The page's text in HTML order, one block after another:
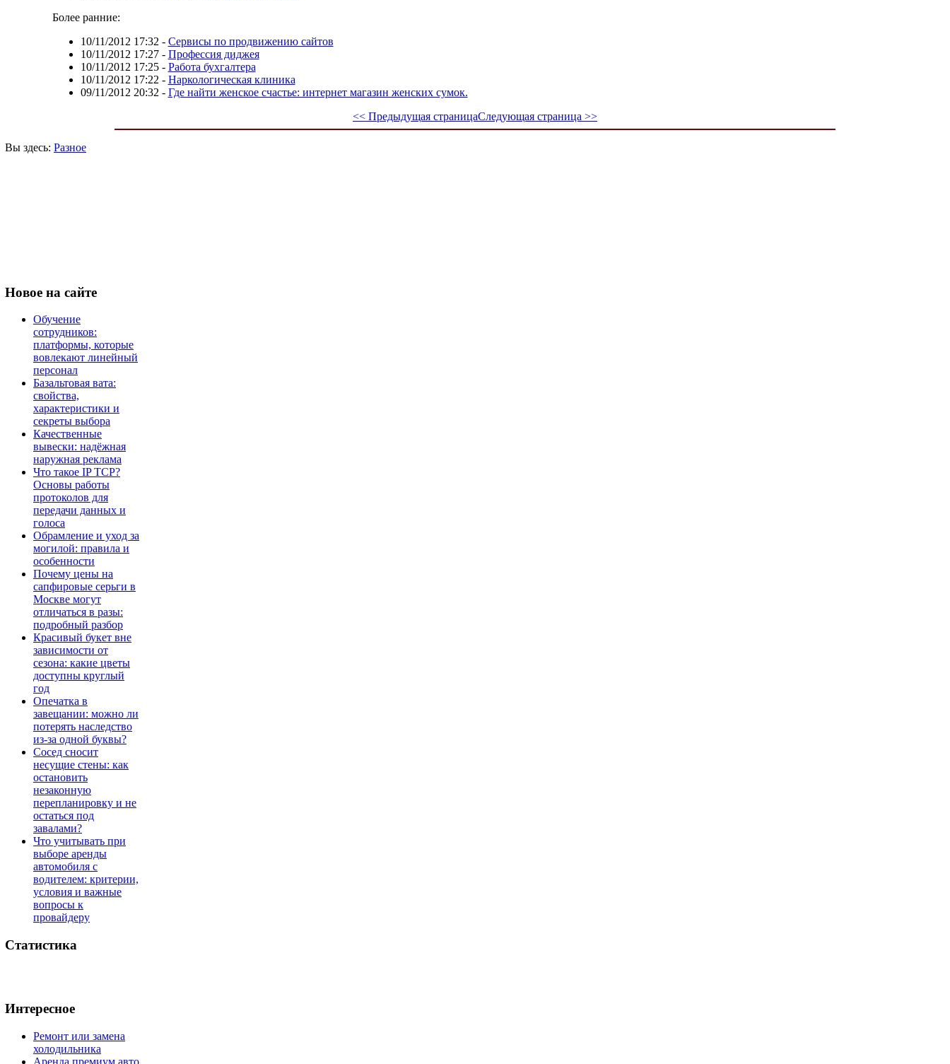
Более ранние:
10/11/2012 17:32 - Сервисы по продвижению сайтов
10/11/2012 17:27- Профессия диджея
10/11/2012 17:25- Работа бухгалтера
10/11/2012 17:22 - Наркологическая клиника
09/11/2012 20:32 - Где найти женское счастье: интернет магазин женских сумок.
<< Предыдущая страницаСледующая страница >>
Вы здесь: Разное
Новое на сайте
Обучение
сотрудников:
платформы, которые
вовлекают линейный
персонал
Базальтовая вата:
свойства,
характеристики и
секреты выбора
Качественные
вывески: надёжная
наружная реклама
Что такое IP TCP?
Основы работы
протоколов для
передачи данных и
голоса
Обрамление и уход за
могилой: правила и
особенности
Почему цены на
сапфировые серьги в
Москве могут
отличаться в разы:
подробный разбор
Красивый букет вне
зависимости от
сезона: какие цветы
доступны круглый
год
Опечатка в
завещании: можно ли
потерять наследство
из-за одной буквы?
Сосед сносит
несущие стены: как
остановить
незаконную
перепланировку и не
остаться под
завалами?
Что учитывать при
выборе аренды
автомобиля с
водителем: критерии,
условия и важные
вопросы к
провайдеру
Статистика
Интересное
Ремонт или замена
холодильника